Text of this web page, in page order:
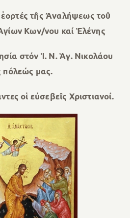
ἑορτές τῆς Ἀναλήψεως τοῦ
Κων/νου καί Ἑλένης
στόν Ἱ. Ν. Ἁγ. Νικολάου
πόλεώς μας.
οἱ εὐσεβεῖς Χριστιανοί.